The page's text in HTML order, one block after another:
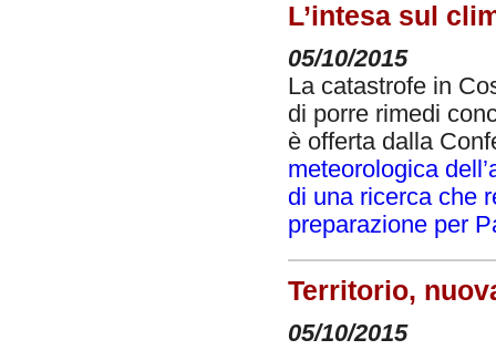
L’intesa sul
05/10/2015
La catastrofe in
di porre rimedi
è offerta dalla
meteorologica
di una ricerca che
preparazione per
Territorio,
05/10/2015